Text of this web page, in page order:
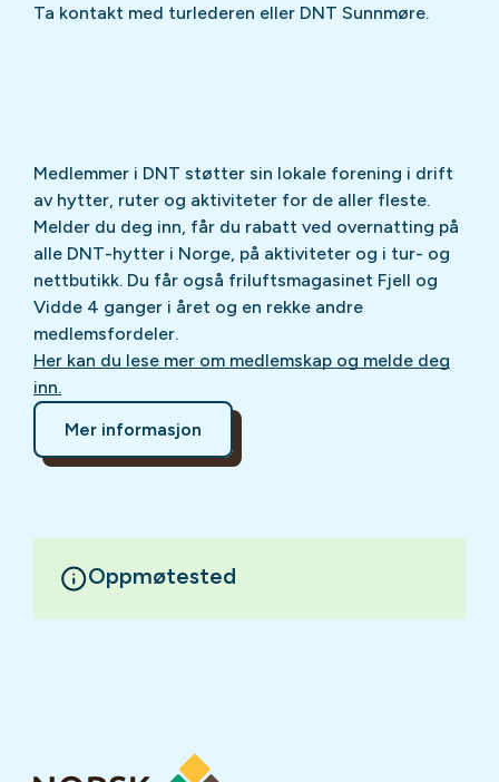
Ta kontakt med turlederen eller DNT Sunnmøre.
Medlemmer i DNT støtter sin lokale forening i drift
av hytter, ruter og aktiviteter for de aller fleste.
Melder du deg inn, får du rabatt ved overnatting på
alle DNT-hytter i Norge, på aktiviteter og i tur- og
nettbutikk. Du får også friluftsmagasinet Fjell og
Vidde 4 ganger i året og en rekke andre
medlemsfordeler.
Her kan du lese mer om medlemskap og melde deg
inn.
Mer informasjon
Oppmøtested